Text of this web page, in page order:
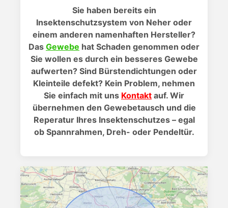
Sie haben bereits ein
Insektenschutzsystem von Neher oder
einem anderen namenhaften Hersteller?
Das Gewebe hat Schaden genommen oder
Sie wollen es durch ein besseres Gewebe
aufwerten? Sind Bürstendichtungen oder
Kleinteile defekt? Kein Problem, nehmen
Sie einfach mit uns Kontakt auf. Wir
übernehmen den Gewebetausch und die
Reperatur Ihres Insektenschutzes – egal
ob Spannrahmen, Dreh- oder Pendeltür.